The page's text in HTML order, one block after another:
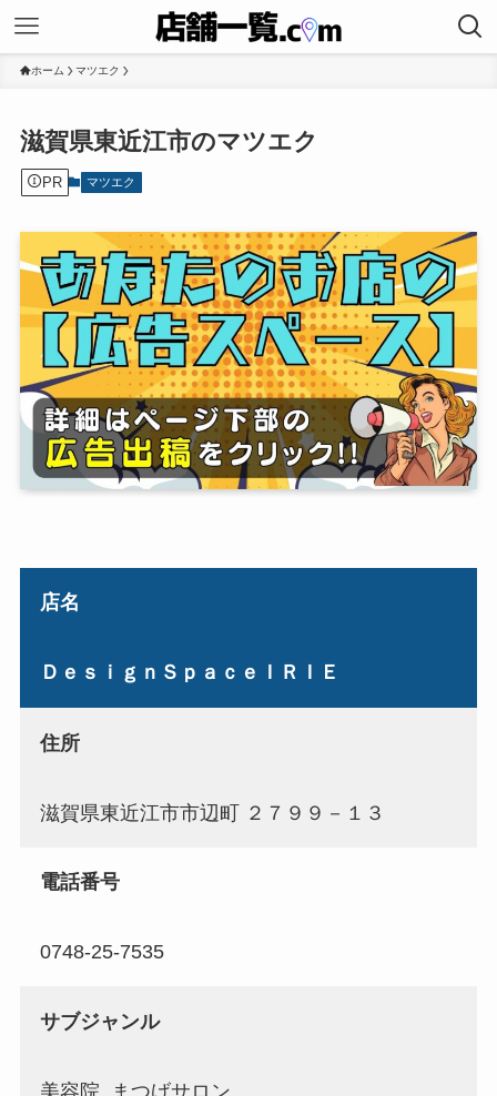
ホーム マツエク
滋賀県東近江市のマツエク
PR マツエク
店名
ＤｅｓｉｇｎＳｐａｃｅＩＲＩＥ
住所
滋賀県東近江市市辺町 ２７９９－１３
電話番号
0748-25-7535
サブジャンル
美容院, まつげサロン